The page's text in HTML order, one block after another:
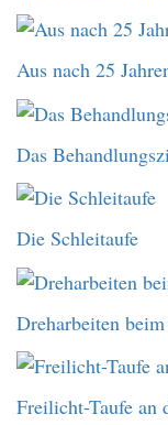
Aus nach 25
Das
Die Schleitaufe
Dreharbeiten
Freilicht-Taufe an